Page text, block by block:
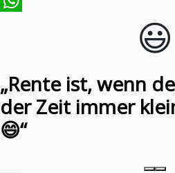
😃️
„Rente ist, wenn
der Zeit immer
😄“